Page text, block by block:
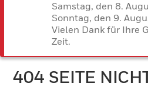
Samstag, den 8.
Sonntag, den 9.
Vielen Dank für Ihre
Zeit.
404 SEITE